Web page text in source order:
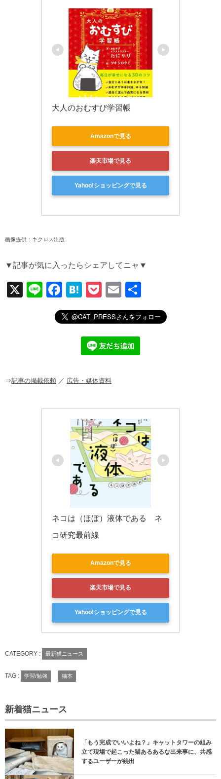
大人のおむすび学習帳
Amazonで見る
楽天市場で見る
Yahoo!ショッピングで見る
画像提供：キクロス出版
▼記事が気に入ったらシェアしてニャ▼
X
Li
F
a
c
o
H
at
e
n
a
P
o
ck
et
E
m
ail
有
⇒記事の掲載依頼 ／ 広告・媒体資料
ネコは（ほぼ）液体である　ネ
コ研究最前線
Amazonで見る
楽天市場で見る
Yahoo!ショッピングで見る
CATEGORY : 最新猫ニュース
TAG : 学習/勉強 猫本
新着猫ニュース
「もう完成でいいよね？」キャットタワーの組み
立て現場で起こった猫あるあるな出来事に、共感
するユーザーが続出